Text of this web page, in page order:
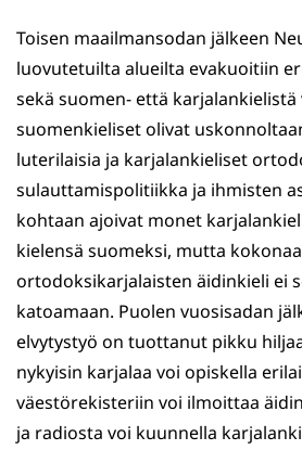
Toisen maailmansodan jälkeen
luovutetuilta alueilta evakuoitiin
sekä suomen- että karjalankielistä
suomenkieliset olivat
luterilaisia ja karjalankieliset
sulauttamispolitiikka ja ihmisten
kohtaan ajoivat monet
kielensä suomeksi, mutta
ortodoksikarjalaisten äidinkieli ei
katoamaan. Puolen vuosisadan
elvytystyö on tuottanut pikku
nykyisin karjalaa voi opiskella
väestörekisteriin voi ilmoittaa
ja radiosta voi kuunnella